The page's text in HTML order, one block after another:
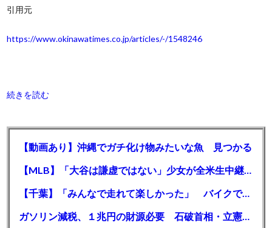
引用元
https://www.okinawatimes.co.jp/articles/-/1548246
続きを読む
【動画あり】沖縄でガチ化け物みたいな魚 見つかる
【MLB】「大谷は謙虚ではない」少女が全米生中継で突然の大谷翔平批判 サイン無視された過去明かす
【千葉】「みんなで走れて楽しかった」 バイクでバースデー集団暴走 男女５７人を書類送検 SNSで参加者募る
ガソリン減税、１兆円の財源必要 石破首相・立憲野田氏「財源は死に物狂いで確保しなければならない」「本当に死に物狂いで」